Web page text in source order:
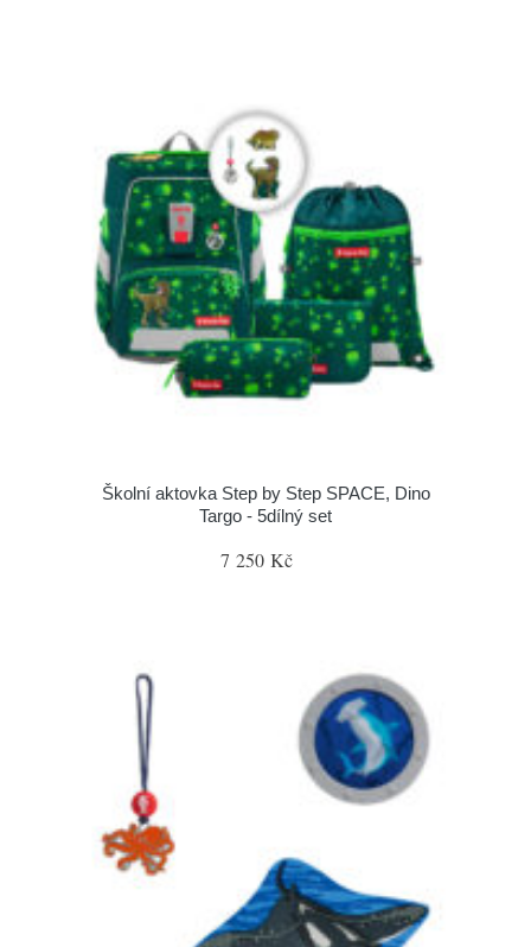
Školní aktovka Step by Step SPACE, Dino
Targo - 5dílný set
7 250 Kč